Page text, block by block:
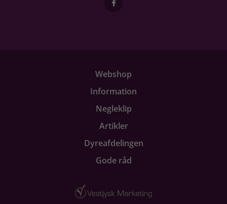
Webshop
Information
Negleklip
Artikler
Dyreafdelingen
Gode råd